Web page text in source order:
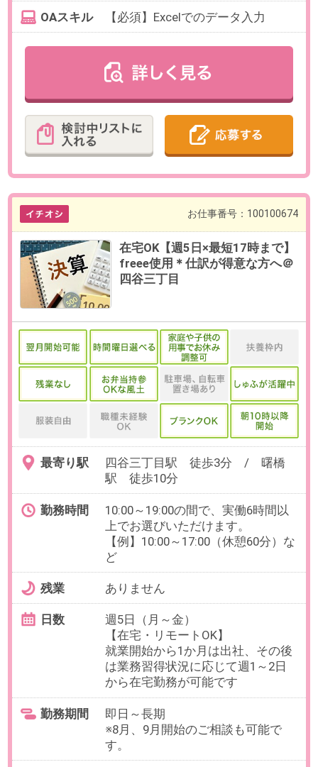
10:00～19:00の間で、実働6時間以
上でお選びいただけます。
【例】10:00～17:00（休憩60分）な
残業 ありません
日数 週5日（月～金）
【在宅・リモートOK】
は業務習得状況に応じて週1～2日
勤務期間
※8月、9月開始のご相談も可能で
す。
給与 時給2,200円(交通費全額支給)
必要経験 【必須】月次決算サポートのご経
験
OAスキル 【必須】Excel：SUM関数の理解
ゼロから組むことは少ないです
お仕事番号：100095973
時短6h／週3リモート【正社員×
キャリアアドバイザー】リモート
特化の人材サービス
白金高輪駅 徒歩2分 ／ 泉岳寺
駅 徒歩10分 ／ 白金台駅 徒
9:00～16:00（実働6時間／休憩60
残業 有
※部署平均30時間です。
※時短の場合も、案件や状況に応じ
てご自身で判断し残業することが
あります。